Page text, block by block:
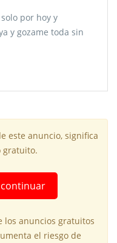
solo por hoy y
y gozame toda sin
este anuncio, significa
gratuito.
los anuncios gratuitos
el riesgo de